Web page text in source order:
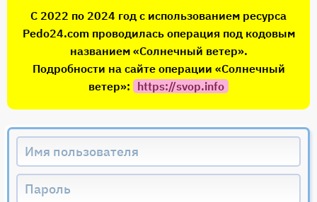
С 2022 по 2024 год с использованием ресурса
Pedo24.com проводилась операция под кодовым
названием «Солнечный ветер».
Подробности на сайте операции «Солнечный
ветер»: https://svop.info